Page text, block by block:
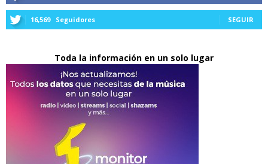
16,569 Seguidores SEGUIR
Toda la información en un solo lugar